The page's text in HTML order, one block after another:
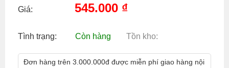
Giá: 545.000 ₫
Tình trạng: Còn hàng Tồn kho:
Đơn hàng trên 3.000.000đ được miễn phí giao hàng nội